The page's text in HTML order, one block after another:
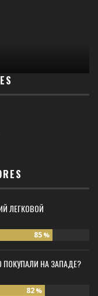
ЛЕГКОВОЙ
85 %
НА ЗАПАДЕ?
82 %